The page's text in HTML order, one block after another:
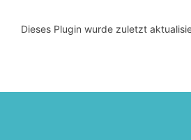
Dieses Plugin wurde zuletzt